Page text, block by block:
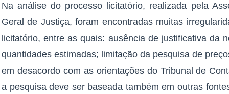
Na análise do processo licitatório, realizada pela
Geral de Justiça, foram encontradas muitas
licitatório, entre as quais: ausência de justificativa da
quantidades estimadas; limitação da pesquisa de
em desacordo com as orientações do Tribunal de
a pesquisa deve ser baseada também em outras